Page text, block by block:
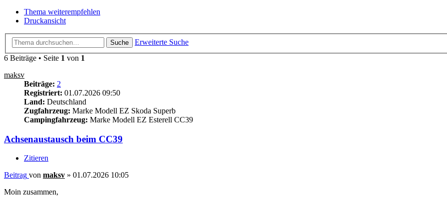
Thema weiterempfehlen
Druckansicht
Suche
Erweiterte Suche
6 Beiträge • Seite 1 von 1
maksv
Beiträge: 2
Registriert: 01.07.2026 09:50
Land: Deutschland
Zugfahrzeug: Marke Modell EZ Skoda Superb
Campingfahrzeug: Marke Modell EZ Esterell CC39
Achsenaustausch beim CC39
Zitieren
Beitrag von maksv » 01.07.2026 10:05
Moin zusammen,